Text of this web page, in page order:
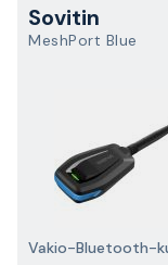
Sovitin
MeshPort Blue